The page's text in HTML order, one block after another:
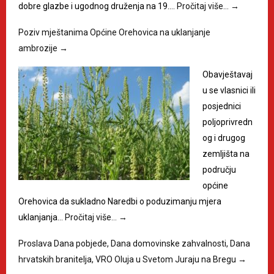
dobre glazbe i ugodnog druženja na 19.… Pročitaj više… →
Poziv mještanima Općine Orehovica na uklanjanje
ambrozije →
Obavještavaj
u se vlasnici ili
posjednici
poljoprivredn
og i drugog
zemljišta na
području
općine
Orehovica da sukladno Naredbi o poduzimanju mjera
uklanjanja… Pročitaj više… →
Proslava Dana pobjede, Dana domovinske zahvalnosti, Dana
hrvatskih branitelja, VRO Oluja u Svetom Juraju na Bregu →